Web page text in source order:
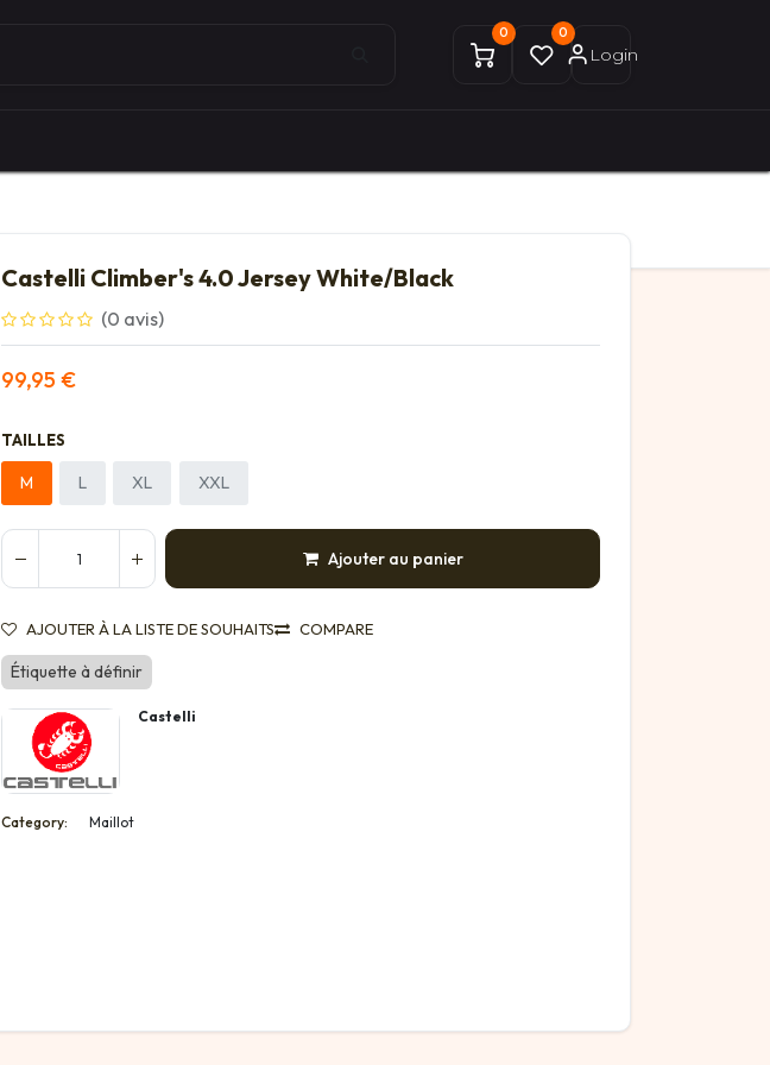
0 0
Login
Castelli Climber's 4.0 Jersey White/Black
(0 avis)
99,95 €
TAILLES
M L XL XXL
Ajouter au panier
AJOUTER À LA LISTE DE SOUHAITS COMPARE
Étiquette à définir
Castelli
Category: Maillot